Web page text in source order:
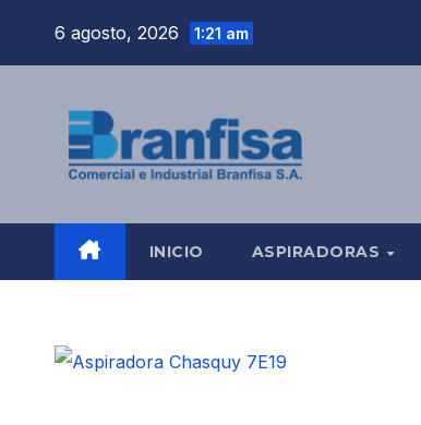
6 agosto, 2026 1:21 am
INICIO ASPIRADORAS